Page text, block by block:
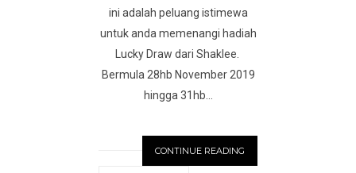
ini adalah peluang istimewa
untuk anda memenangi hadiah
Lucky Draw dari Shaklee.
Bermula 28hb November 2019
hingga 31hb...
CONTINUE READING